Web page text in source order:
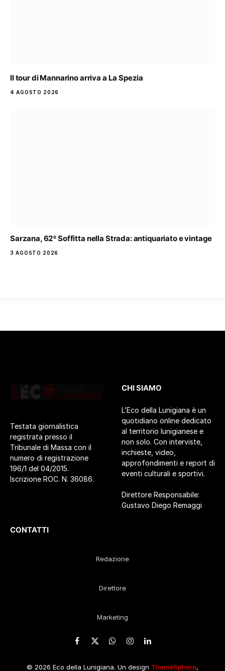
Il tour di Mannarino arriva a La Spezia
4 AGOSTO 2026
Sarzana, 62ª Soffitta nella Strada: antiquariato e vintage
3 AGOSTO 2026
Testata giornalistica
registrata presso il
Tribunale di Massa con il
numero di registrazione
196/1 del 04/2015.
Iscrizione ROC. N. 36086.
CHI SIAMO
L’Eco della Lunigiana è un
quotidiano online dedicato
al territorio lunigianese e
non solo. Con interviste,
inchieste, video,
approfondimenti e report di
eventi culturali e sportivi.
Direttore Responsabile:
Gustavo Diego Remaggi
CONTATTI
Redazione
Direttore
Marketing
Facebook
X
WhatsApp
Instagram
LinkedIn
© 2026 Eco della Lunigiana. Un design ThemeSphere,